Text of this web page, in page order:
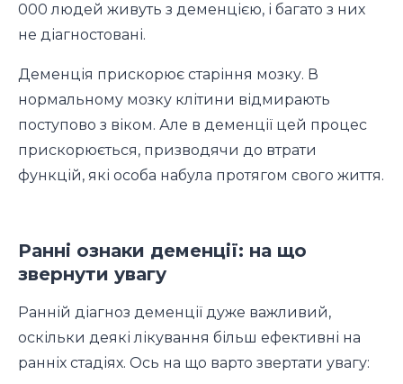
000 людей живуть з деменцією, і багато з них
не діагностовані.
Деменція прискорює старіння мозку. В
нормальному мозку клітини відмирають
поступово з віком. Але в деменції цей процес
прискорюється, призводячи до втрати
функцій, які особа набула протягом свого життя.
Ранні ознаки деменції: на що
звернути увагу
Ранній діагноз деменції дуже важливий,
оскільки деякі лікування більш ефективні на
ранніх стадіях. Ось на що варто звертати увагу: